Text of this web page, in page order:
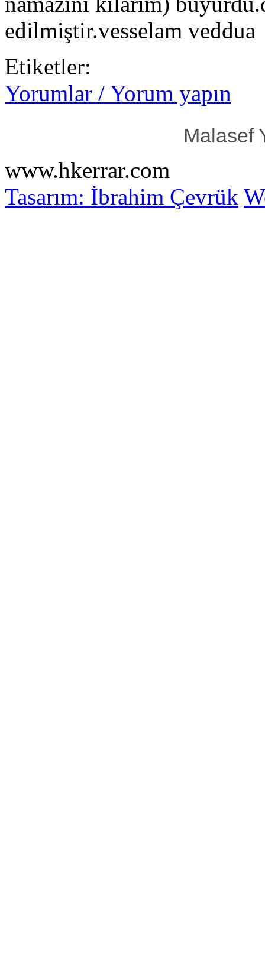
edilmiştir.vesselam veddua
Etiketler:
Yorumlar / Yorum yapın
Malasef
www.hkerrar.com
Tasarım: İbrahim Çevrük